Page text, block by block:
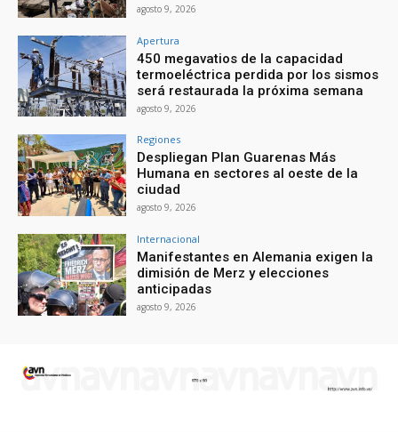
agosto 9, 2026
Apertura
450 megavatios de la capacidad
termoeléctrica perdida por los sismos
será restaurada la próxima semana
agosto 9, 2026
Regiones
Despliegan Plan Guarenas Más
Humana en sectores al oeste de la
ciudad
agosto 9, 2026
Internacional
Manifestantes en Alemania exigen la
dimisión de Merz y elecciones
anticipadas
agosto 9, 2026